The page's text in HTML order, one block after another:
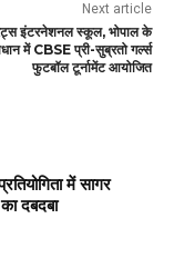
Next article
इंटरनेशनल स्कूल, भोपाल के
में CBSE प्री-सुब्रतो गर्ल्स
फुटबॉल टूर्नामेंट आयोजित
में सागर
दबदबा